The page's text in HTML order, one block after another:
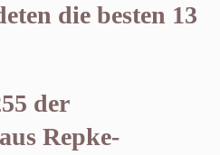
die besten 13
der
Repke-